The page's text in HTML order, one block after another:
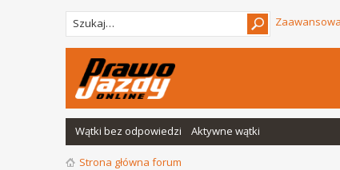
Wątki bez odpowiedzi Aktywne wątki
Strona główna forum